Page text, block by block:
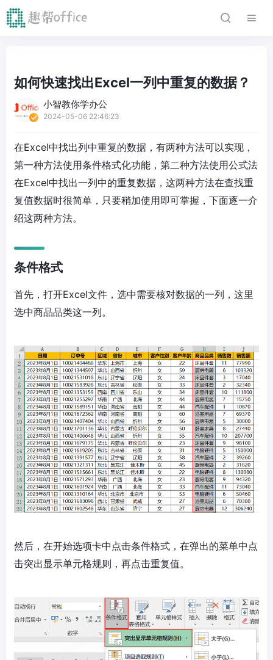
如何快速找出Excel一列中重复的数据？
小智教你学办公
2024-05-06 22:46:23
在Excel中找出列中重复的数据，有两种方法可以实现，
第一种方法使用条件格式化功能，第二种方法使用公式法
在Excel中找出一列中的重复数据，这两种方法在查找重
复值数据时很简单，只要稍加使用即可掌握，下面逐一介
绍这两种方法。
条件格式
首先，打开Excel文件，选中需要核对数据的一列，这里
选中商品品类这一列。
然后，在开始选项卡中点击条件格式，在弹出的菜单中点
击突出显示单元格规则，再点击重复值。